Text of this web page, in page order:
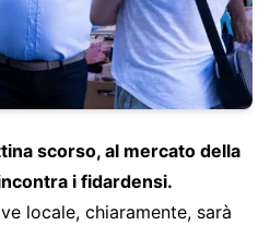
scorso, al mercato della
i fidardensi.
locale, chiaramente, sarà